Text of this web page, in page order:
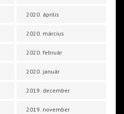
2020. április
2020. március
2020. február
2020. január
2019. december
2019. november